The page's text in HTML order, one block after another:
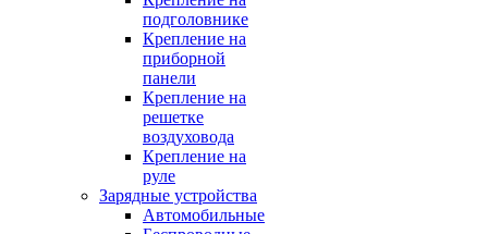
подголовнике
Крепление на
приборной
панели
Крепление на
решетке
воздуховода
Крепление на
руле
Зарядные устройства
Автомобильные